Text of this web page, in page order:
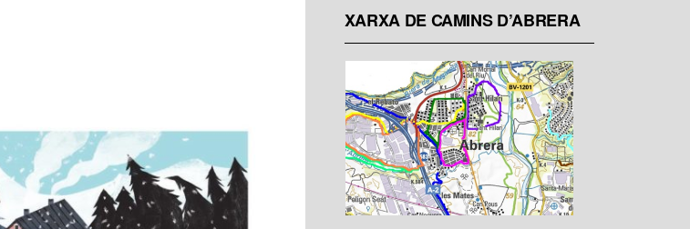
XARXA DE CAMINS D’ABRERA